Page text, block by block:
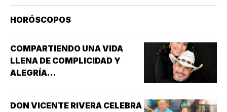
MARÍA LA MAYOR EN ROMA. NUESTRA SEÑORA
DE LAS NIEVES *SANTOS EMIGDIO OBISPO Y
HORÓSCOPOS
COMPARTIENDO UNA VIDA
LLENA DE COMPLICIDAD Y
ALEGRÍA...
DON VICENTE RIVERA CELEBRA